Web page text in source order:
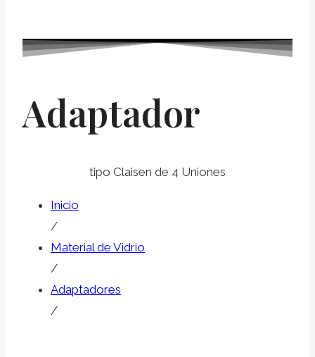
Adaptador
tipo Claisen de 4 Uniones
Inicio
/
Material de Vidrio
/
Adaptadores
/